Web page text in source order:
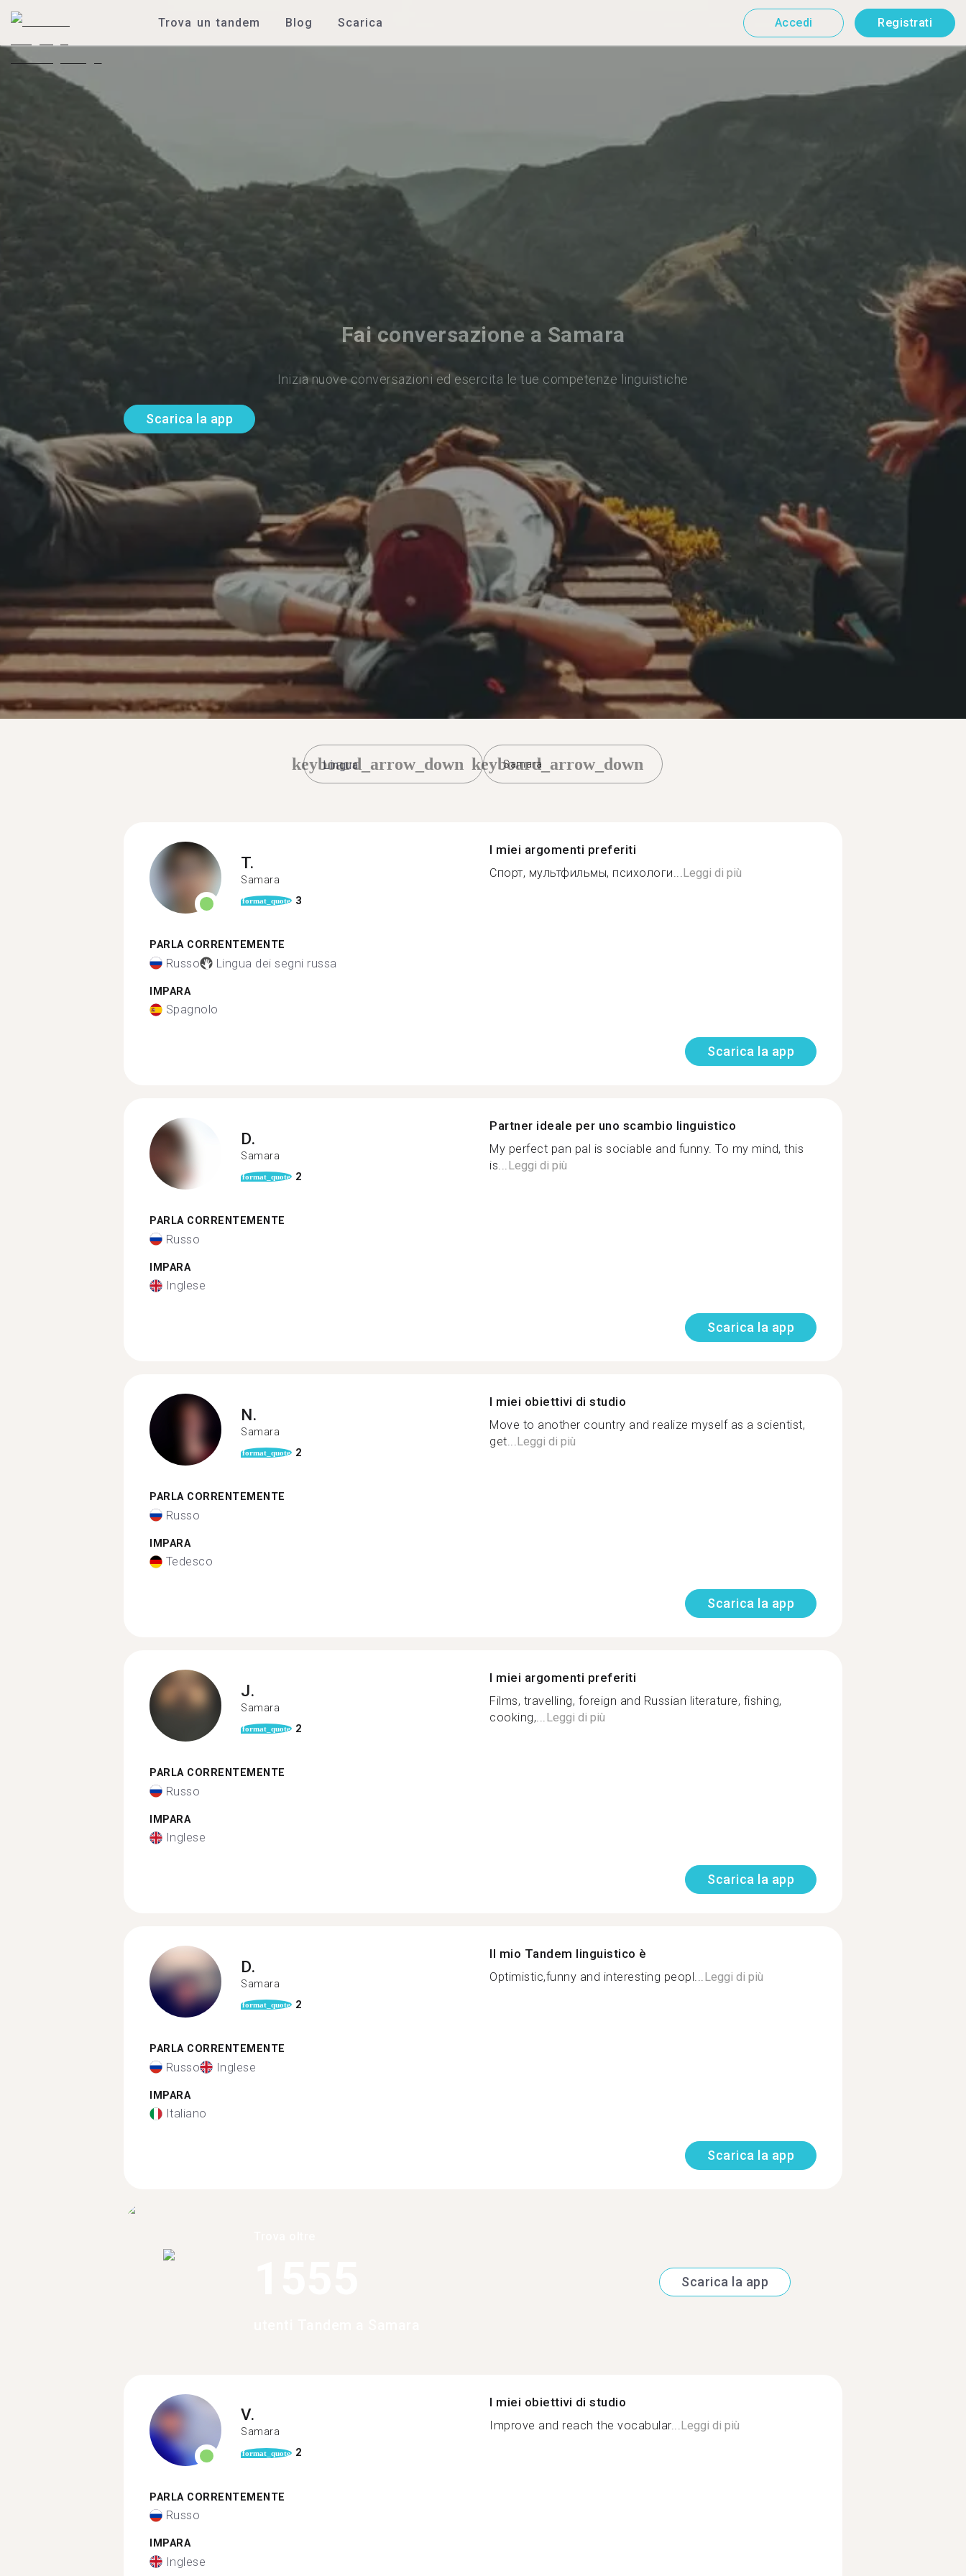
Trova un tandem Blog Scarica Accedi Registrati
Fai conversazione a Samara
Inizia nuove conversazioni ed esercita le tue competenze linguistiche
Scarica la app
keyboard_arrow_down Samara
keyboard_arrow_down
T.
Samara
format_quote 3
PARLA CORRENTEMENTE
Russo Lingua dei segni russa
IMPARA
Spagnolo
I miei argomenti preferiti
Спорт, мультфильмы, психологи...Leggi di più
Scarica la app
D.
Samara
format_quote 2
PARLA CORRENTEMENTE
Russo
IMPARA
Inglese
Partner ideale per uno scambio linguistico
My perfect pan pal is sociable and funny. To my mind, this
is...Leggi di più
Scarica la app
N.
Samara
format_quote 2
PARLA CORRENTEMENTE
Russo
IMPARA
Tedesco
I miei obiettivi di studio
Move to another country and realize myself as a scientist,
get...Leggi di più
Scarica la app
J.
Samara
format_quote 2
PARLA CORRENTEMENTE
Russo
IMPARA
Inglese
I miei argomenti preferiti
Films, travelling, foreign and Russian literature, fishing,
cooking,...Leggi di più
Scarica la app
D.
Samara
format_quote 2
PARLA CORRENTEMENTE
Russo Inglese
IMPARA
Italiano
Il mio Tandem linguistico è
Optimistic,funny and interesting peopl...Leggi di più
Scarica la app
Scarica la app
V.
Samara
format_quote 2
PARLA CORRENTEMENTE
Russo
IMPARA
Inglese
I miei obiettivi di studio
Improve and reach the vocabular... Leggi di più